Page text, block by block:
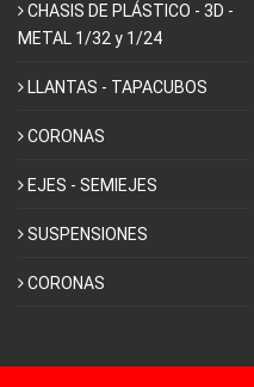
CHASIS DE PLÁSTICO - 3D -
METAL 1/32 y 1/24
LLANTAS - TAPACUBOS
CORONAS
EJES - SEMIEJES
SUSPENSIONES
CORONAS